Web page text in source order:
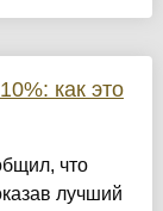
как это
что
лучший